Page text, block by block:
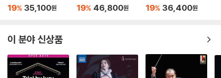
Kaufmann: The Sou
19% 35,100원
가정교사' (Donizetti:
19% 46,800원
회' (Rossini: L'Occasi
19% 36,400원
이 분야 신상품